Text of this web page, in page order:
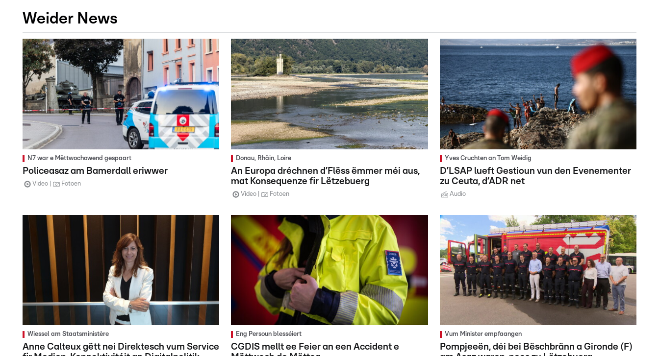
Weider News
N7 war e Mëttwochowend gespaart
Policeasaz am Bamerdall eriwwer
Video Fotoen
Donau, Rhäin, Loire
An Europa dréchnen d’Flëss ëmmer méi aus,
mat Konsequenze fir Lëtzebuerg
Video Fotoen
Yves Cruchten an Tom Weidig
D’LSAP lueft Gestioun vun den Evenementer
zu Ceuta, d’ADR net
Audio
Wiessel am Staatsministère
Anne Calteux gëtt nei Direktesch vum Service
Eng Persoun blesséiert
CGDIS mellt ee Feier an een Accident e
Vum Minister empfaangen
Pompjeeën, déi bei Bëschbränn a Gironde (F)